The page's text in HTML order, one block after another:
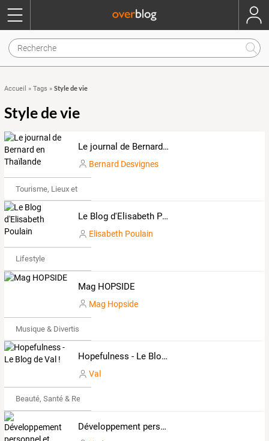
Accueil » Tags » Style de vie
Style de vie
Le journal de Bernard en Thaïlande
Bernard Desvignes
Tourisme, Lieux et Événements
Le Blog d'Elisabeth Poulain
Elisabeth Poulain
Lifestyle
Mag HOPSIDE
Mag Hopside
Musique & Divertissements
Hopefulness - Le Blog de Val !
Val
Beauté, Santé & Remise en forme
Développement personnel et Social